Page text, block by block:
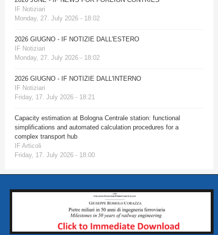
IF Notiziari
Monday, 27. July 2026 - 18:02
2026 GIUGNO - IF NOTIZIE DALL'ESTERO
IF Notiziari
Monday, 27. July 2026 - 18:02
2026 GIUGNO - IF NOTIZIE DALL'INTERNO
IF Notiziari
Friday, 17. July 2026 - 18:21
Capacity estimation at Bologna Centrale station: functional
simplifications and automated calculation procedures for a
complex transport hub
IF Articoli
Friday, 17. July 2026 - 18:00